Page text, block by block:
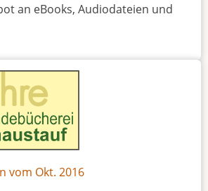
an eBooks, Audiodateien und
vom Okt. 2016